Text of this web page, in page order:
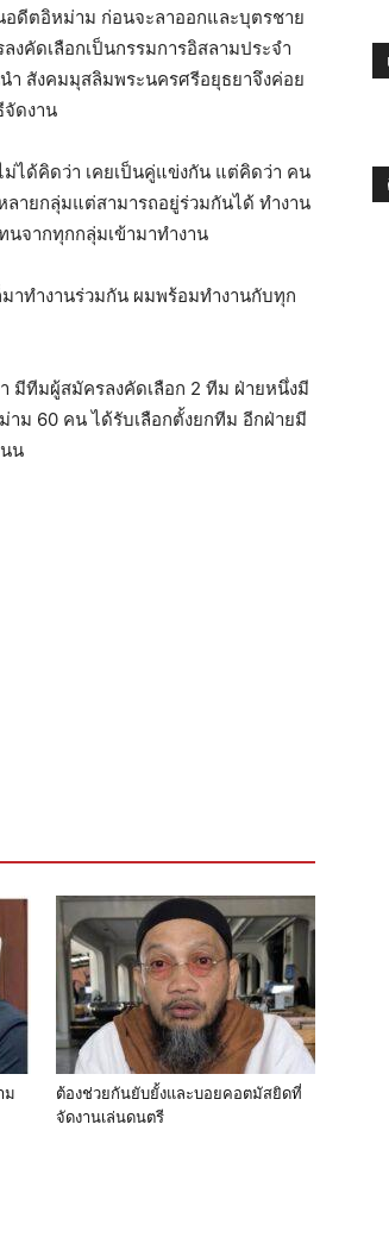
ดีตอิหม่าม ก่อนจะลาออกและบุตรชาย
คัดเลือกเป็นกรรมการอิสลามประจำ
สังคมมุสลิมพระนครศรีอยุธยาจึงค่อย
ดงาน
ได้คิดว่า เคยเป็นคู่แข่งกัน แต่คิดว่า คน
ายกลุ่มแต่สามารถอยู่ร่วมกันได้ ทำงาน
จากทุกกลุ่มเข้ามาทำงาน
าทำงานร่วมกัน ผมพร้อมทำงานกับทุก
มีทีมผู้สมัครลงคัดเลือก 2 ทีม ฝ่ายหนึ่งมี
ม 60 คน ได้รับเลือกตั้งยกทีม อีกฝ่ายมี
น
ม
ต้องช่วยกันยับยั้งและบอยคอตมัสยิดที่
จัดงานเล่นดนตรี